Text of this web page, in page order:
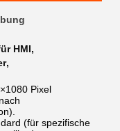
HMI,
,
Pixel
(für spezifische